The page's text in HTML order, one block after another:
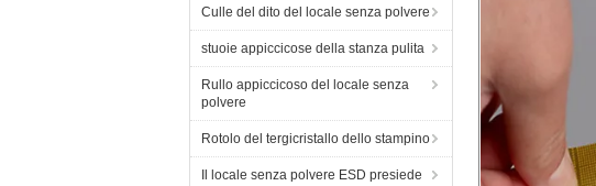
Culle del dito del locale senza polvere
stuoie appiccicose della stanza pulita
Rullo appiccicoso del locale senza
polvere
Rotolo del tergicristallo dello stampino
Il locale senza polvere ESD presiede